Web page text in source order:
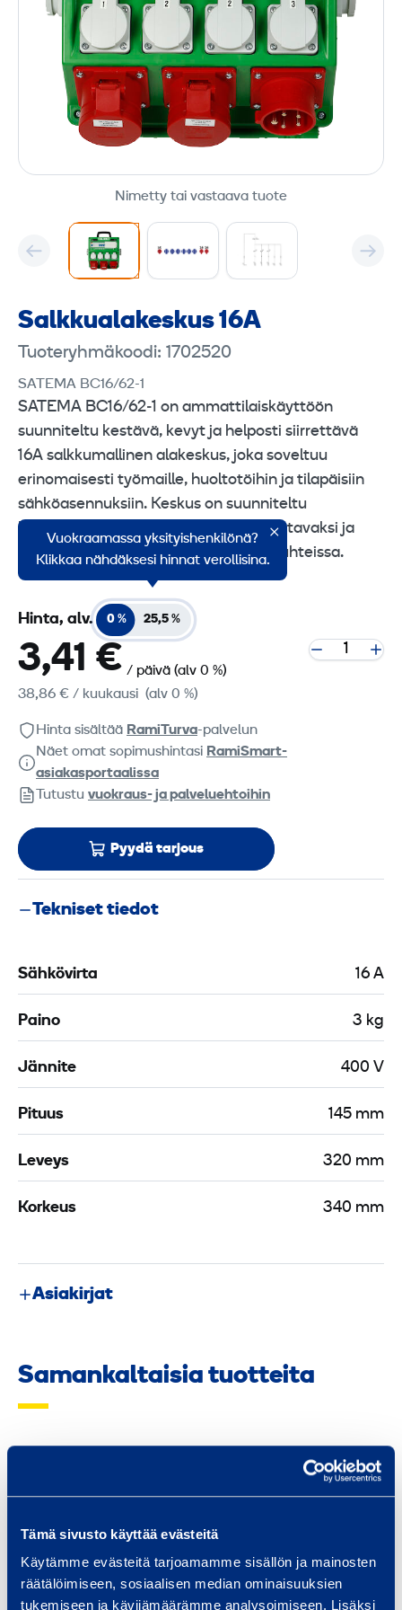
Tämä sivusto käyttää evästeitä
Käytämme evästeitä tarjoamamme sisällön ja mainosten
räätälöimiseen, sosiaalisen median ominaisuuksien
tukemiseen ja kävijämäärämme analysoimiseen. Lisäksi
Nimetty tai vastaava tuote
Salkkualakeskus 16A
Tuoteryhmäkoodi: 1702520
SATEMA BC16/62-1
SATEMA BC16/62‑1 on ammattilaiskäyttöön
suunniteltu kestävä, kevyt ja helposti siirrettävä
16A salkkumallinen alakeskus, joka soveltuu
erinomaisesti työmaille, huoltotöihin ja tilapäisiin
sähköasennuksiin. Keskus on suunniteltu
käyttäjäystävälliseksi, helposti huollettavaksi ja
hyvin suojatuksi myös vaativissa olosuhteissa.
Vuokraamassa yksityishenkilönä?
Klikkaa nähdäksesi hinnat verollisina.
Hinta, alv. 0 % 25,5 %
3,41 € / päivä (alv 0 %)
38,86 € / kuukausi (alv 0 %)
Hinta sisältää RamiTurva-palvelun
Näet omat sopimushintasi RamiSmart-
asiakasportaalissa
Tutustu vuokraus- ja palveluehtoihin
Pyydä tarjous
Tekniset tiedot
Sähkövirta 16 A
Paino 3 kg
Jännite 400 V
Pituus 145 mm
Leveys 320 mm
Korkeus 340 mm
Asiakirjat
Samankaltaisia tuotteita
k
k
u
a